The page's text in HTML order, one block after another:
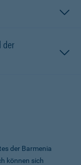
der
der Barmenia
können sich